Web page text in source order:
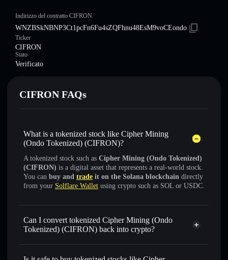
Indirizzo del contratto CIFRON
WNZBSkNBNP3Ct1pcFn6Fu4sZQFhnu48EsM9voCEondo
Ticker
CIFRON
Stato
Verificato
CIFRON FAQs
What is a tokenized stock like Cipher Mining
(Ondo Tokenized) (CIFRON)?
A tokenized stock such as Cipher Mining (Ondo Tokenized)
(CIFRON) is a digital asset that represents a real-world stock.
You can buy and trade it on the Solana blockchain directly
from your Solflare Wallet using crypto such as SOL or USDC.
Can I convert tokenized Cipher Mining (Ondo
Tokenized) (CIFRON) back into crypto?
Cipher Mining (Ondo Tokenized)